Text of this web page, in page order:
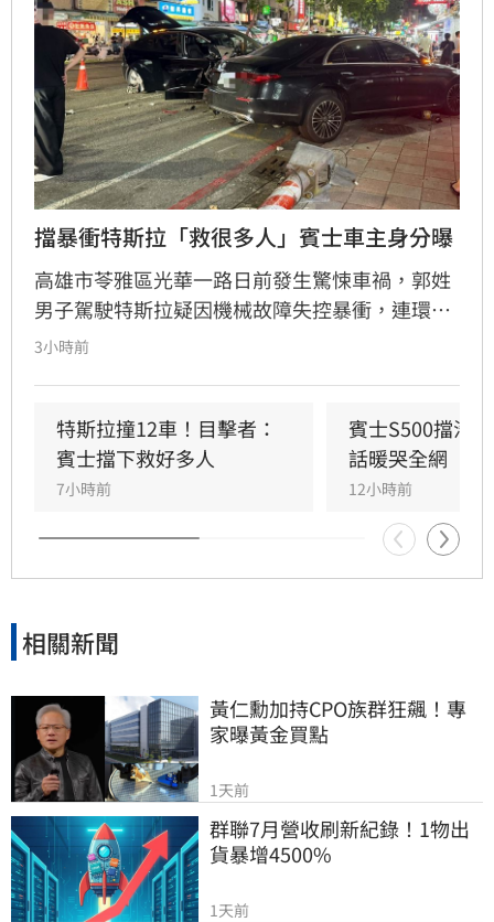
擋暴衝特斯拉「救很多人」賓士車主身分曝
高雄市苓雅區光華一路日前發生驚悚車禍，郭姓
男子駕駛特斯拉疑因機械故障失控暴衝，連環撞
擊12輛汽機車及單車，所幸僅造成3人輕傷。肇
光，竟是擁有1.4萬粉絲的網紅「超級土豆粉」，
同時也是嘉義知名甜甜圈店老闆。
3小時前
特斯拉撞12車！目擊者：
賓士擋下救好多人
7小時前
賓士S500擋浩
話暖哭全網
12小時前
相關新聞
黃仁勳加持CPO族群狂飆！專
家曝黃金買點
1天前
群聯7月營收刷新紀錄！1物出
貨暴增4500%
1天前